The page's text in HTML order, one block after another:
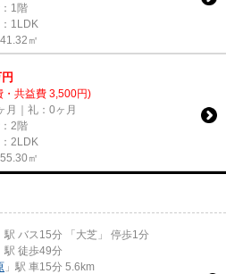
1階
1LDK
㎡
円
・共益費 3,500円)
月｜礼：0ヶ月
2階
2LDK
㎡
駅 バス15分 「大芝」 停歩1分
駅 徒歩49分
」駅 車15分 5.6km